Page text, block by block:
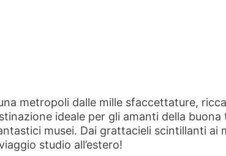
metropoli dalle mille sfaccettature,
ideale per gli amanti della buona
musei. Dai grattacieli scintillanti ai
studio all’estero!